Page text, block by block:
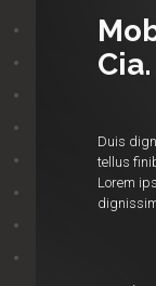
Duis
tellus
Lorem